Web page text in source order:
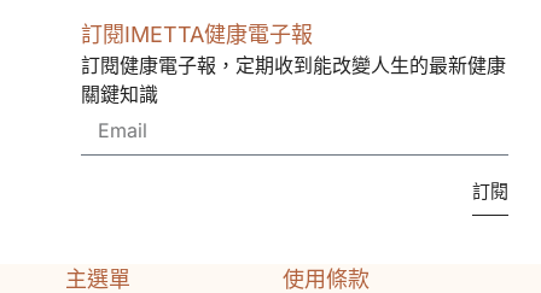
訂閱IMETTA健康電子報
訂閱健康電子報，定期收到能改變人生的最新健康
關鍵知識
訂閱
主選單 使用條款